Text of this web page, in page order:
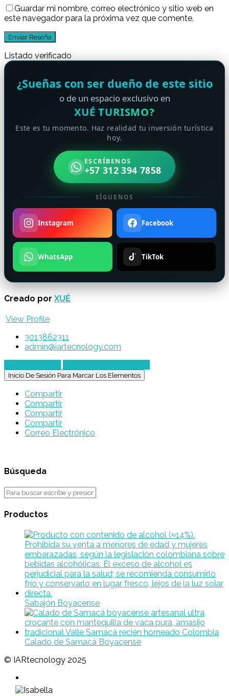
Guardar mi nombre, correo electrónico y sitio web en
este navegador para la próxima vez que comente.
Listado verificado
¿Sueñas con ser dueño de este sitio
o de un espacio exclusivo en
XUÉ TURISMO?
Este es tu momento. Haz realidad tu inversión turística
hoy.
ESCRÍBENOS
+57 312 394 7858
SÍGUENOS
Instagram Facebook
WhatsApp TikTok
Creado por XUÉ
View Profile
3013862311
admin@iartecnology.com
Inicio De Sesión Para Marcar Los Elementos
Compartir
Compartir
Compartir
Compartir
Correo Electrónico
Búsqueda
Productos
Sabajón Boyacense
Calado de Samacá Boyacense
© IARtecnology 2025